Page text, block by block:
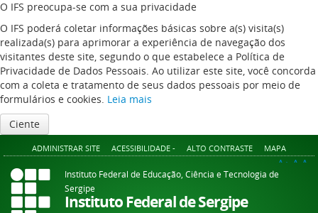
O IFS preocupa-se com a sua privacidade
O IFS poderá coletar informações básicas sobre a(s) visita(s)
realizada(s) para aprimorar a experiência de navegação dos
visitantes deste site, segundo o que estabelece a Política de
Privacidade de Dados Pessoais. Ao utilizar este site, você concorda
com a coleta e tratamento de seus dados pessoais por meio de
formulários e cookies. Leia mais
Ciente
ADMINISTRAR SITE ACESSIBILIDADE - ALTO CONTRASTE MAPA
A+ A A-
Instituto Federal de Educação, Ciência e Tecnologia de
Sergipe
Instituto Federal de Sergipe